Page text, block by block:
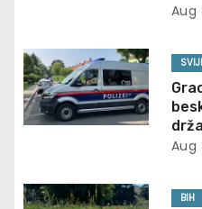
i
o
n
Aug
Aug
BIH